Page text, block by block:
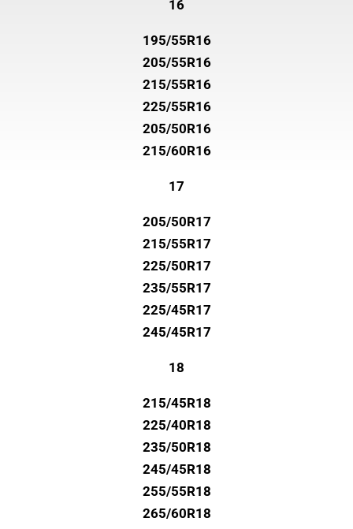
16
195/55R16
205/55R16
215/55R16
225/55R16
205/50R16
215/60R16
17
205/50R17
215/55R17
225/50R17
235/55R17
225/45R17
245/45R17
18
215/45R18
225/40R18
235/50R18
245/45R18
255/55R18
265/60R18